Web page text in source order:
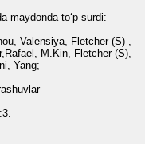
maydonda to‘p surdi:
Valensiya, Fletcher (S) ,
M.Kin, Fletcher (S),
Yang;